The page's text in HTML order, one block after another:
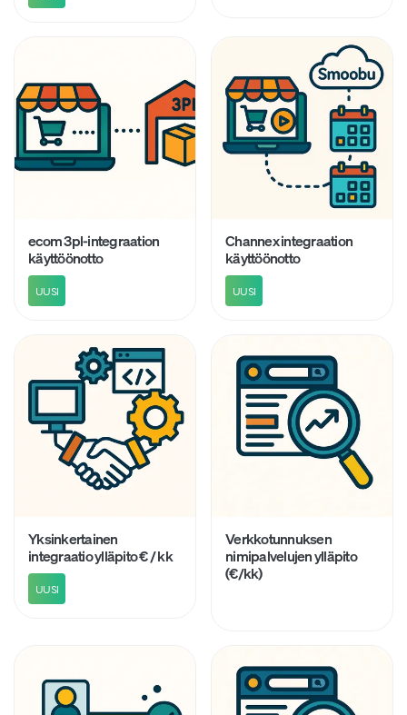
ecom 3pl-integraation
käyttöönotto
UUSI
Channex integraation
käyttöönotto
UUSI
Yksinkertainen
integraatio ylläpito € / kk
UUSI
Verkkotunnuksen
nimipalvelujen ylläpito
(€/kk)